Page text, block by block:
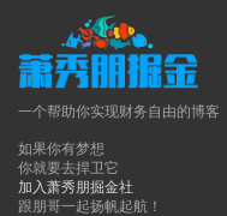
一个帮助你实现财务自由的博客
如果你有梦想
你就要去捍卫它
加入萧秀朋掘金社
跟朋哥一起扬帆起航！